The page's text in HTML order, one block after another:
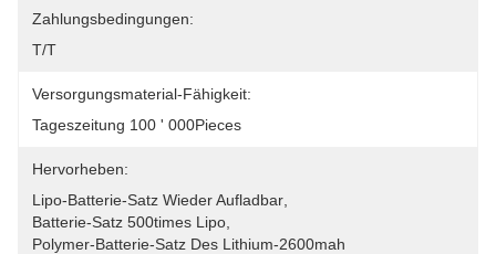
Zahlungsbedingungen:
T/T
Versorgungsmaterial-Fähigkeit:
Tageszeitung 100 ' 000Pieces
Hervorheben:
Lipo-Batterie-Satz Wieder Aufladbar
Batterie-Satz 500times Lipo
Polymer-Batterie-Satz Des Lithium-2600mah